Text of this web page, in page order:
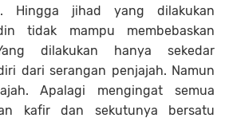
Hingga jihad yang dilakukan
tidak mampu membebaskan
dilakukan hanya sekedar
dari serangan penjajah. Namun
Apalagi mengingat semua
kafir dan sekutunya bersatu